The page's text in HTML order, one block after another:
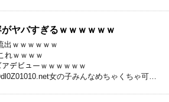
ヤバすぎるｗｗｗｗｗｗ
出ｗｗｗｗｗｗ
れｗｗｗｗ
デビューｗｗｗｗｗｗ
女の子みんなめちゃくちゃ可…